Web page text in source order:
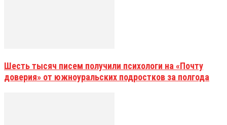
Шесть тысяч писем получили психологи на «Почту
доверия» от южноуральских подростков за полгода